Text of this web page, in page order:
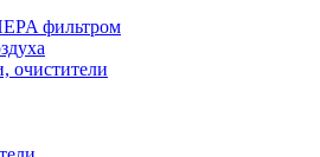
фильтром
очистители